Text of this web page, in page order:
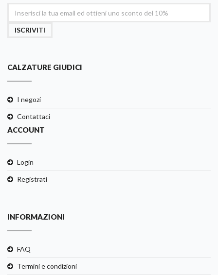
ISCRIVITI
CALZATURE GIUDICI
I negozi
Contattaci
ACCOUNT
Login
Registrati
INFORMAZIONI
FAQ
Termini e condizioni